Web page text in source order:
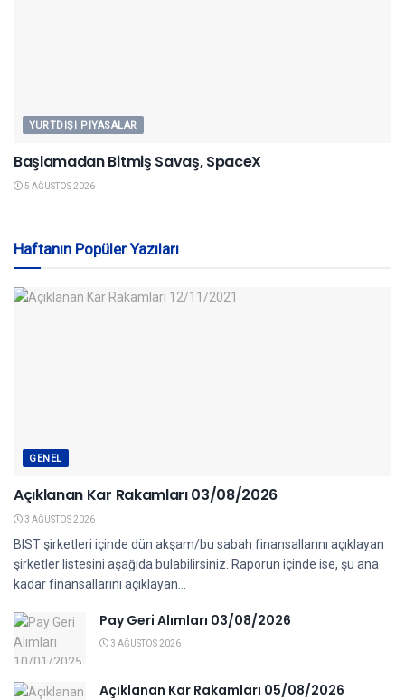
YURTDIŞI PIYASALAR
Başlamadan Bitmiş Savaş, SpaceX
5 AĞUSTOS 2026
Haftanın Popüler Yazıları
GENEL
Açıklanan Kar Rakamları 03/08/2026
3 AĞUSTOS 2026
BIST şirketleri içinde dün akşam/bu sabah finansallarını açıklayan
şirketler listesini aşağıda bulabilirsiniz. Raporun içinde ise, şu ana
kadar finansallarını açıklayan...
Pay Geri Alımları 03/08/2026
3 AĞUSTOS 2026
Açıklanan Kar Rakamları 05/08/2026